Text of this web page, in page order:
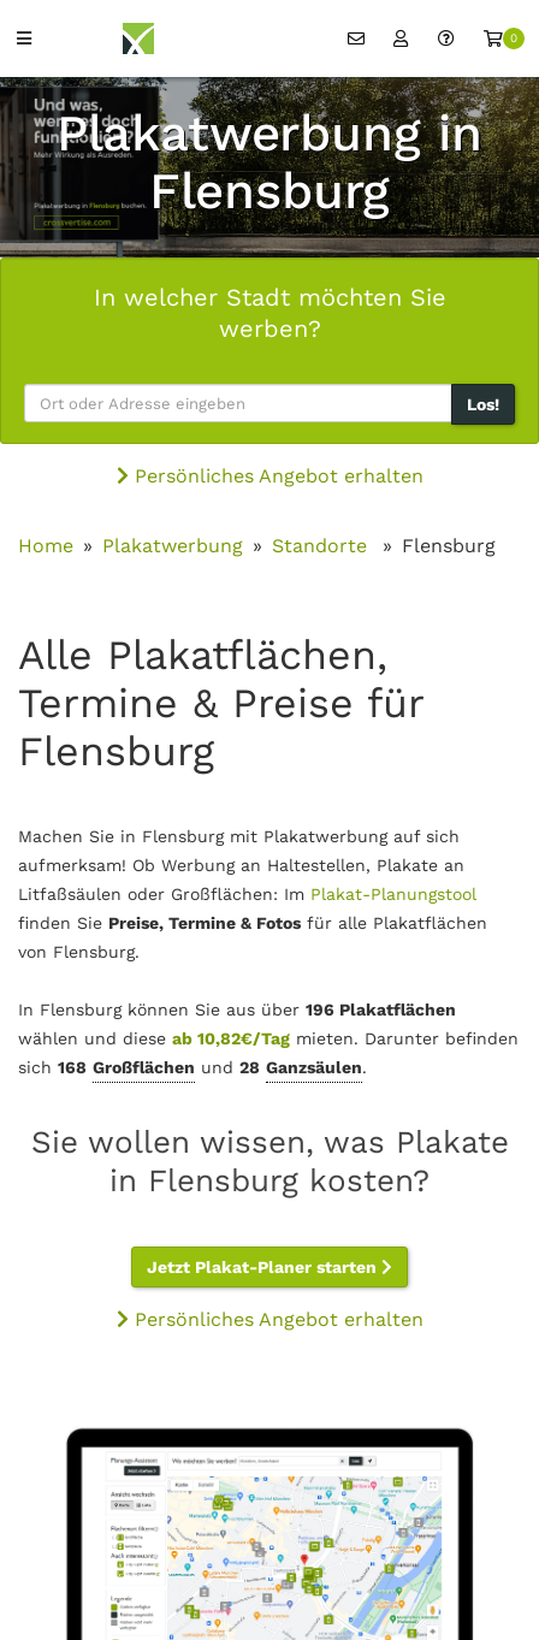
0
Plakatwerbung in
Flensburg
In welcher Stadt möchten Sie
werben?
Los!
Persönliches Angebot erhalten
Home Plakatwerbung Standorte Flensburg
Alle Plakatflächen,
Termine & Preise für
Flensburg
Machen Sie in Flensburg mit Plakatwerbung auf sich
aufmerksam! Ob Werbung an Haltestellen, Plakate an
Litfaßsäulen oder Großflächen: Im Plakat-Planungstool
finden Sie Preise, Termine & Fotos für alle Plakatflächen
von Flensburg.
In Flensburg können Sie aus über 196 Plakatflächen
wählen und diese ab 10,82€/Tag mieten. Darunter befinden
sich 168 Großflächen und 28 Ganzsäulen.
Sie wollen wissen, was Plakate
in Flensburg kosten?
Jetzt Plakat-Planer starten
Persönliches Angebot erhalten